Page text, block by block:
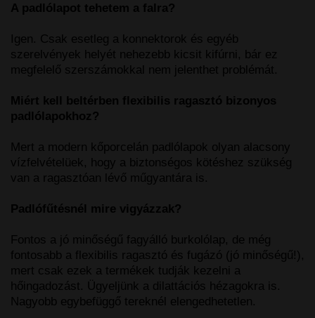
A padlólapot tehetem a falra?
Igen. Csak esetleg a konnektorok és egyéb
szerelvények helyét nehezebb kicsit kifúrni, bár ez
megfelelő szerszámokkal nem jelenthet problémát.
Miért kell beltérben flexibilis ragasztó bizonyos
padlólapokhoz?
Mert a modern kőporcelán padlólapok olyan alacsony
vízfelvételüek, hogy a biztonségos kötéshez szükség
van a ragasztóan lévő műgyantára is.
Padlófűtésnél mire vigyázzak?
Fontos a jó minőségű fagyálló burkolólap, de még
fontosabb a flexibilis ragasztó és fugázó (jó minőségű!),
mert csak ezek a termékek tudják kezelni a
hőingadozást. Ügyeljünk a dilattációs hézagokra is.
Nagyobb egybefüggő tereknél elengedhetetlen.